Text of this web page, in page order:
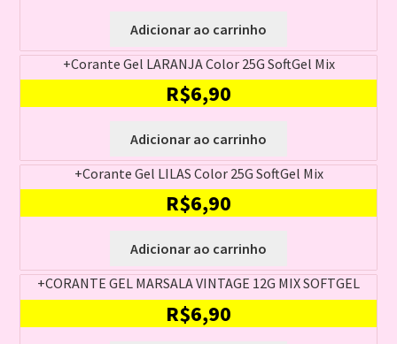
Adicionar ao carrinho
+Corante Gel LARANJA Color 25G SoftGel Mix
R$6,90
Adicionar ao carrinho
+Corante Gel LILAS Color 25G SoftGel Mix
R$6,90
Adicionar ao carrinho
+CORANTE GEL MARSALA VINTAGE 12G MIX SOFTGEL
R$6,90